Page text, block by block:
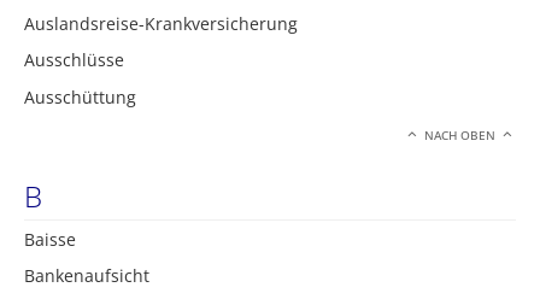
Auslandsreise-Krankversicherung
Ausschlüsse
Ausschüttung
NACH OBEN
B
Baisse
Bankenaufsicht